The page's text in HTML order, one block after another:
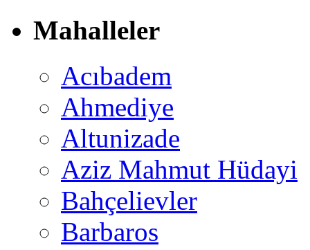
Mahalleler
Acıbadem
Ahmediye
Altunizade
Aziz Mahmut Hüdayi
Bahçelievler
Barbaros